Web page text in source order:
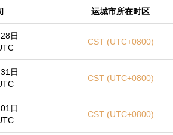
运城市所在时区
日
CST (UTC+0800)
日
CST (UTC+0800)
日
CST (UTC+0800)